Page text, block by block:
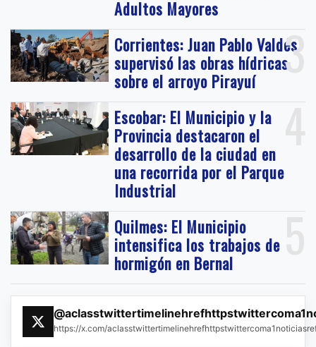
Adultos Mayores
3
Corrientes: Juan Pablo Valdés
supervisó las obras hídricas
sobre el arroyo Pirayuí
4
Escobar: El Municipio y la
Provincia destacaron el
desarrollo de la ciudad en
una recorrida por el Parque
Industrial
5
Quilmes: El Municipio
intensifica los trabajos de
hormigón en Bernal
https://x.com/